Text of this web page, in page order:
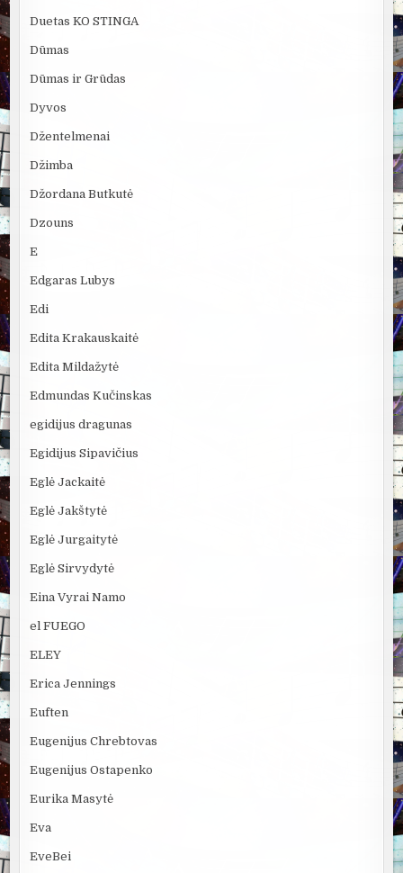
Duetas KO STINGA
Dūmas
Dūmas ir Grūdas
Dyvos
Džentelmenai
Džimba
Džordana Butkutė
Dzouns
E
Edgaras Lubys
Edi
Edita Krakauskaitė
Edita Mildažytė
Edmundas Kučinskas
egidijus dragunas
Egidijus Sipavičius
Eglė Jackaitė
Eglė Jakštytė
Eglė Jurgaitytė
Eglė Sirvydytė
Eina Vyrai Namo
el FUEGO
ELEY
Erica Jennings
Euften
Eugenijus Chrebtovas
Eugenijus Ostapenko
Eurika Masytė
Eva
EveBei